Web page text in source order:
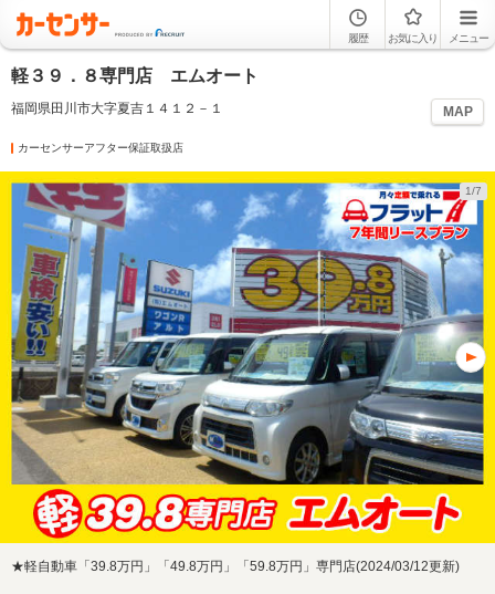
履歴 お気に入り メニュー
軽３９．８専門店 エムオート
福岡県田川市大字夏吉１４１２－１ MAP
カーセンサーアフター保証取扱店
1/7
★軽自動車「39.8万円」「49.8万円」「59.8万円」専門店(2024/03/12更新)